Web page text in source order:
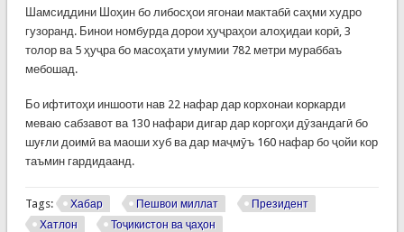
Шамсиддини Шоҳин бо либосҳои ягонаи мактабӣ саҳми худро
гузоранд. Бинои номбурда дорои ҳуҷраҳои алоҳидаи корӣ, 3
толор ва 5 ҳуҷра бо масоҳати умумии 782 метри мураббаъ
мебошад.
Бо ифтитоҳи иншооти нав 22 нафар дар корхонаи коркарди
меваю сабзавот ва 130 нафари дигар дар коргоҳи дӯзандагӣ бо
шуғли доимӣ ва маоши хуб ва дар маҷмӯъ 160 нафар бо ҷойи кор
таъмин гардидаанд.​
Tags: Хабар Пешвои миллат
Президент
Хатлон
Тоҷикистон ва ҷаҳон